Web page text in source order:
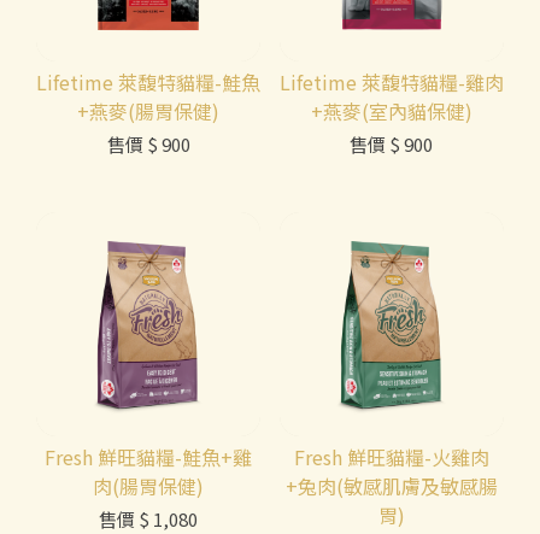
Lifetime 萊馥特貓糧-鮭魚
+燕麥(腸胃保健)
售價 $ 900
Lifetime 萊馥特貓糧-雞肉
+燕麥(室內貓保健)
售價 $ 900
Fresh 鮮旺貓糧-鮭魚+雞
肉(腸胃保健)
售價 $ 1,080
Fresh 鮮旺貓糧-火雞肉
+兔肉(敏感肌膚及敏感腸
胃)